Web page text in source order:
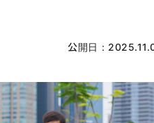
公開日：